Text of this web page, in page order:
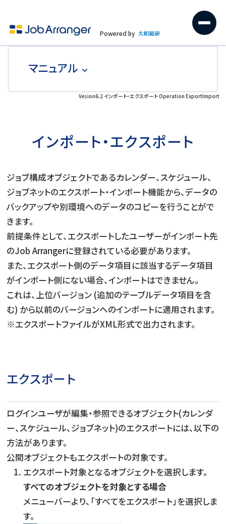
Powered by
マニュアル
Vesion6.2 インポート・エクスポート Operation ExportImport
インポート・エクスポート
ジョブ構成オブジェクトであるカレンダー、スケジュール、
ジョブネットのエクスポート・インポート機能から、データの
バックアップや別環境へのデータのコピーを行うことがで
きます。
前提条件として、エクスポートしたユーザーがインポート先
のJob Arrangerに登録されている必要があります。
また、エクスポート側のデータ項目に該当するデータ項目
がインポート側にない場合、インポートはできません。
これは、上位バージョン (追加のテーブルデータ項目を含
む) から以前のバージョンへのインポートに適用されます。
※エクスポートファイルがXML形式で出力されます。
エクスポート
ログインユーザが編集・参照できるオブジェクト(カレンダ
ー、スケジュール、ジョブネット)のエクスポートには、以下の
方法があります。
公開オブジェクトもエクスポートの対象です。
エクスポート対象となるオブジェクトを選択します。
すべてのオブジェクトを対象とする場合
メニューバーより、「すべてをエクスポート」を選択しま
す。